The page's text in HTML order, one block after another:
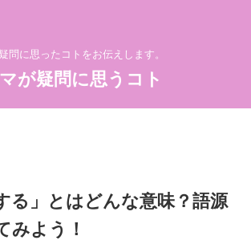
問に思ったコトをお伝えします。
が疑問に思うコト
る」とはどんな意味？語源
みよう！